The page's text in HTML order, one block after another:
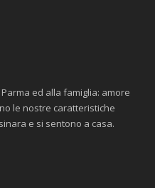
ed alla famiglia: amore
le nostre caratteristiche
e si sentono a casa.